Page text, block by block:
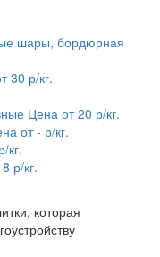
шары, бордюрная
30 р/кг.
Цена от 20 р/кг.
от - р/кг.
кг.
р/кг.
которая